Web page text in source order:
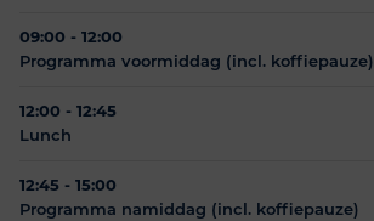
09:00 - 12:00
Programma voormiddag (incl. koffiepauze)
12:00 - 12:45
Lunch
12:45 - 15:00
Programma namiddag (incl. koffiepauze)